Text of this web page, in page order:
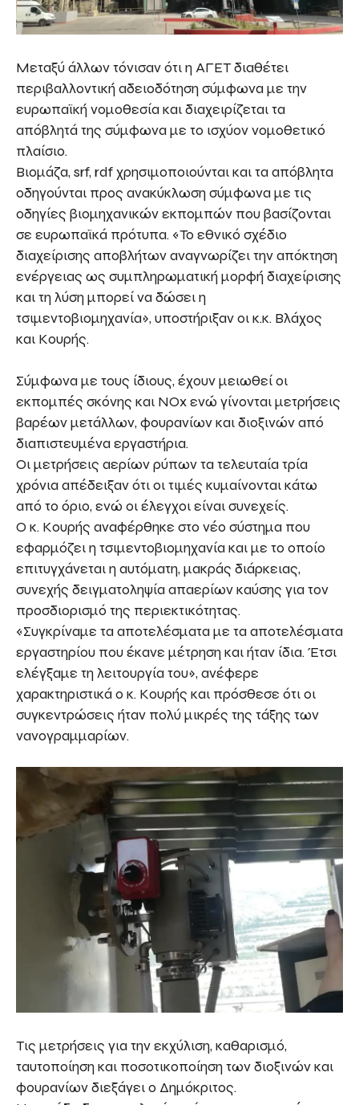
Μεταξύ άλλων τόνισαν ότι η ΑΓΕΤ διαθέτει
περιβαλλοντική αδειοδότηση σύμφωνα με την
ευρωπαϊκή νομοθεσία και διαχειρίζεται τα
απόβλητά της σύμφωνα με το ισχύον νομοθετικό
πλαίσιο.
Βιομάζα, srf, rdf χρησιμοποιούνται και τα απόβλητα
οδηγούνται προς ανακύκλωση σύμφωνα με τις
οδηγίες βιομηχανικών εκπομπών που βασίζονται
σε ευρωπαϊκά πρότυπα. «Το εθνικό σχέδιο
διαχείρισης αποβλήτων αναγνωρίζει την απόκτηση
ενέργειας ως συμπληρωματική μορφή διαχείρισης
και τη λύση μπορεί να δώσει η
τσιμεντοβιομηχανία», υποστήριξαν οι κ.κ. Βλάχος
και Κουρής.
Σύμφωνα με τους ίδιους, έχουν μειωθεί οι
εκπομπές σκόνης και ΝΟx ενώ γίνονται μετρήσεις
βαρέων μετάλλων, φουρανίων και διοξινών από
διαπιστευμένα εργαστήρια.
Οι μετρήσεις αερίων ρύπων τα τελευταία τρία
χρόνια απέδειξαν ότι οι τιμές κυμαίνονται κάτω
από το όριο, ενώ οι έλεγχοι είναι συνεχείς.
Ο κ. Κουρής αναφέρθηκε στο νέο σύστημα που
εφαρμόζει η τσιμεντοβιομηχανία και με το οποίο
επιτυγχάνεται η αυτόματη, μακράς διάρκειας,
συνεχής δειγματοληψία απαερίων καύσης για τον
προσδιορισμό της περιεκτικότητας.
«Συγκρίναμε τα αποτελέσματα με τα αποτελέσματα
εργαστηρίου που έκανε μέτρηση και ήταν ίδια. Έτσι
ελέγξαμε τη λειτουργία του», ανέφερε
χαρακτηριστικά ο κ. Κουρής και πρόσθεσε ότι οι
συγκεντρώσεις ήταν πολύ μικρές της τάξης των
νανογραμμαρίων.
Τις μετρήσεις για την εκχύλιση, καθαρισμό,
ταυτοποίηση και ποσοτικοποίηση των διοξινών και
φουρανίων διεξάγει ο Δημόκριτος.